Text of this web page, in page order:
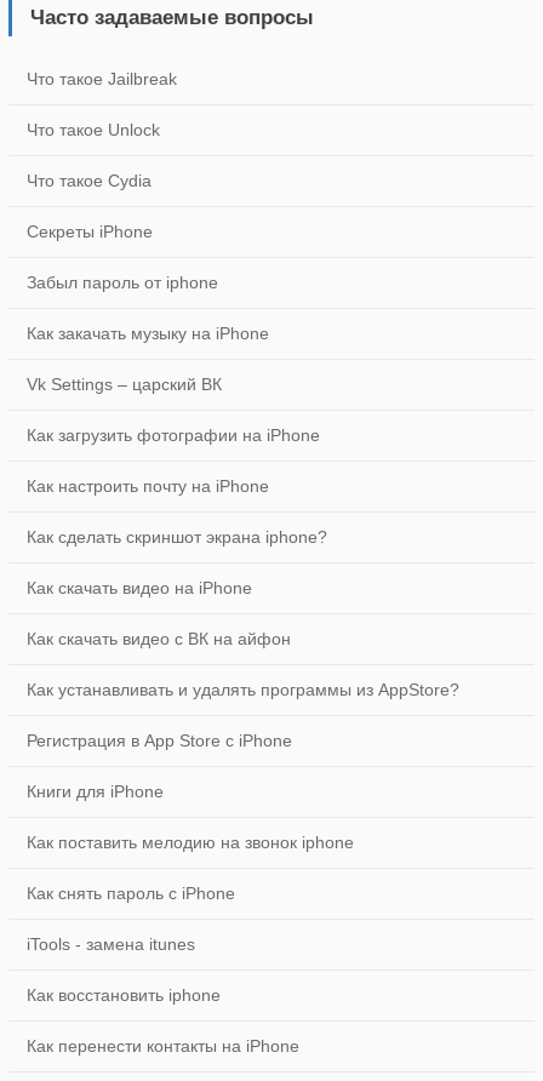
Часто задаваемые вопросы
Что такое Jailbreak
Что такое Unlock
Что такое Cydia
Секреты iPhone
Забыл пароль от iphone
Как закачать музыку на iPhone
Vk Settings – царский ВК
Как загрузить фотографии на iPhone
Как настроить почту на iPhone
Как сделать скриншот экрана iphone?
Как скачать видео на iPhone
Как скачать видео с ВК на айфон
Как устанавливать и удалять программы из AppStore?
Регистрация в App Store с iPhone
Книги для iPhone
Как поставить мелодию на звонок iphone
Как снять пароль с iPhone
iTools - замена itunes
Как восстановить iphone
Как перенести контакты на iPhone